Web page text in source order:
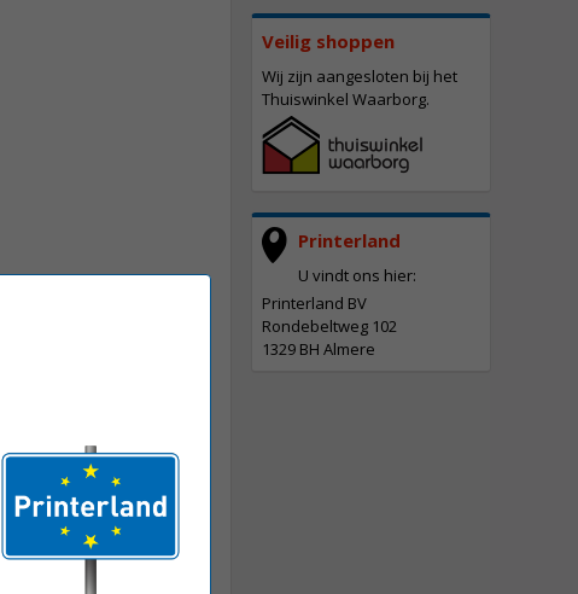
Veilig shoppen
Wij zijn aangesloten bij het
Thuiswinkel Waarborg.
Printerland
U vindt ons hier:
Printerland BV
Rondebeltweg 102
1329 BH Almere